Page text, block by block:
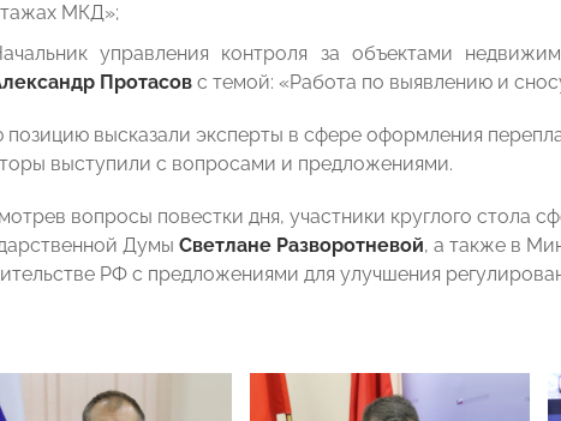
МКД»;
управления контроля за объектами
Протасов с темой: «Работа по выявлению и
высказали эксперты в сфере оформления
выступили с вопросами и предложениями.
вопросы повестки дня, участники круглого стола
Думы Светлане Разворотневой, а также в
РФ с предложениями для улучшения